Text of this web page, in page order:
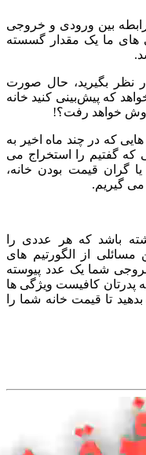
بین ورودی و خروجی
های ما یک مقدار گسسته
نظر بگیرید، حال صورت
که پیش‌بینی کنید خانه
خواهد رفت؟!
که در چند ماه اخیر به
که گفتیم را استخراج می
گران قیمت بودن خانه،
گیریم.
باشد که هر عددی را
مسائلی از الگورتیم های
شما یک عدد پیوسته
پدرتان کافیست ویژگی ها
تا قیمت خانه شما را